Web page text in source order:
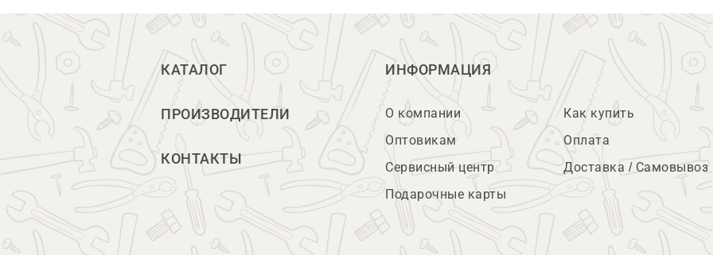
КАТАЛОГ
ПРОИЗВОДИТЕЛИ
КОНТАКТЫ
ИНФОРМАЦИЯ
О компании
Оптовикам
Сервисный центр
Подарочные карты
Как купить
Оплата
Доставка / Самовывоз